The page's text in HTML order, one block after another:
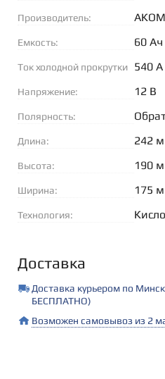
Производитель: АКОМ
Емкость: 60 Ач
Ток холодной прокрутки
540 А
Напряжение: 12 В
Полярность:
Длина: 242
Высота: 190
Ширина: 175
Технология:
Доставка
Доставка курьером по
БЕСПЛАТНО)
Возможен самовывоз из 2